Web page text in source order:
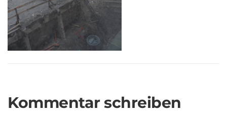
Kommentar schreiben